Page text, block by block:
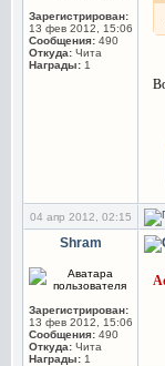
Зарегистрирован:
13 фев 2012, 15:06
Сообщения: 490
Откуда: Чита
Награды: 1
04 апр 2012, 02:15
Shram
Зарегистрирован:
13 фев 2012, 15:06
Сообщения: 490
Откуда: Чита
Награды: 1